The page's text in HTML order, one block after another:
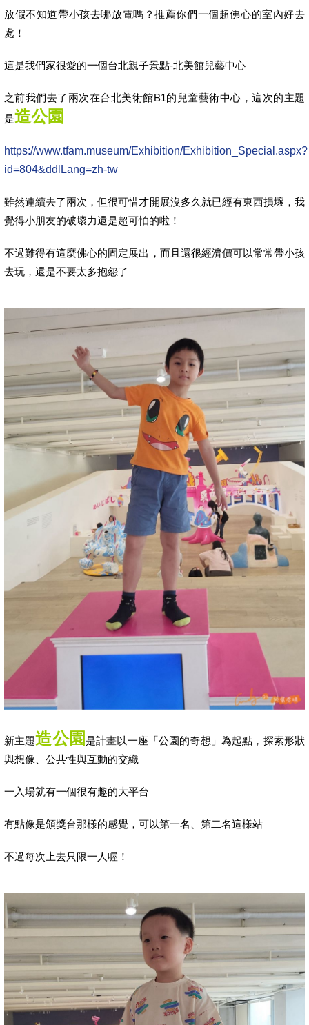
放假不知道帶小孩去哪放電嗎？推薦你們一個超佛心的室內好去
處！
這是我們家很愛的一個台北親子景點-北美館兒藝中心
之前我們去了兩次在台北美術館B1的兒童藝術中心，這次的主題
是造公園
https://www.tfam.museum/Exhibition/Exhibition_Special.aspx?
id=804&ddlLang=zh-tw
雖然連續去了兩次，但很可惜才開展沒多久就已經有東西損壞，我
覺得小朋友的破壞力還是超可怕的啦！
不過難得有這麼佛心的固定展出，而且還很經濟價可以常常帶小孩
去玩，還是不要太多抱怨了
新主題造公園是計畫以一座「公園的奇想」為起點，探索形狀
與想像、公共性與互動的交織
一入場就有一個很有趣的大平台
有點像是頒獎台那樣的感覺，可以第一名、第二名這樣站
不過每次上去只限一人喔！